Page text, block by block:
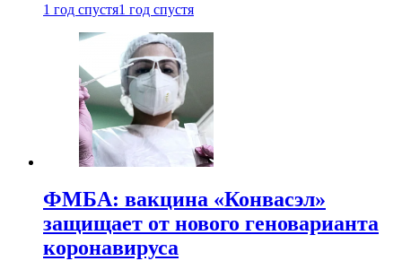
1 год спустя1 год спустя
ФМБА: вакцина «Конвасэл»
защищает от нового геноварианта
коронавируса